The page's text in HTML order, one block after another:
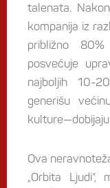
talenata.
kompanija iz
približno 80%
posvećuje
najboljih 10-
generišu
Ova
„Orbita Ljudi“,